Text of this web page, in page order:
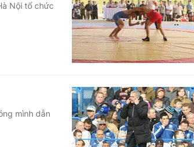
Nội tổ chức
mình dẫn